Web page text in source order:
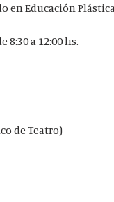
en Educación
a 12:00 hs.
de Teatro)